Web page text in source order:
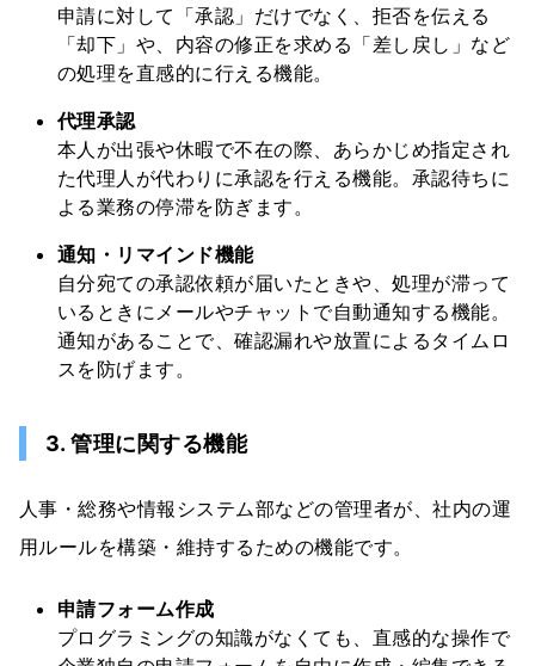
申請に対して「承認」だけでなく、拒否を伝える
「却下」や、内容の修正を求める「差し戻し」など
の処理を直感的に行える機能。
代理承認
本人が出張や休暇で不在の際、あらかじめ指定され
た代理人が代わりに承認を行える機能。承認待ちに
よる業務の停滞を防ぎます。
通知・リマインド機能
自分宛ての承認依頼が届いたときや、処理が滞って
いるときにメールやチャットで自動通知する機能。
通知があることで、確認漏れや放置によるタイムロ
スを防げます。
3. 管理に関する機能
人事・総務や情報システム部などの管理者が、社内の運
用ルールを構築・維持するための機能です。
申請フォーム作成
プログラミングの知識がなくても、直感的な操作で